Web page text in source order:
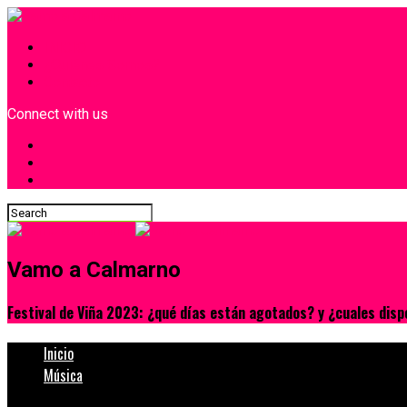
Connect with us
Vamo a Calmarno
Festival de Viña 2023: ¿qué días están agotados? y ¿cuales
Inicio
Música